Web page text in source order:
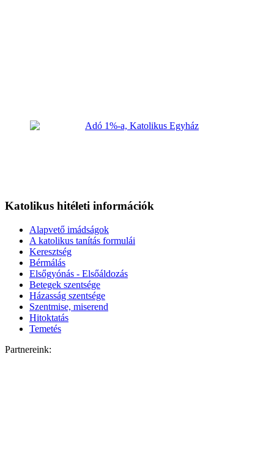
Katolikus hitéleti információk
Alapvető imádságok
A katolikus tanítás formulái
Keresztség
Bérmálás
Elsőgyónás - Elsőáldozás
Betegek szentsége
Házasság szentsége
Szentmise, miserend
Hitoktatás
Temetés
Partnereink: